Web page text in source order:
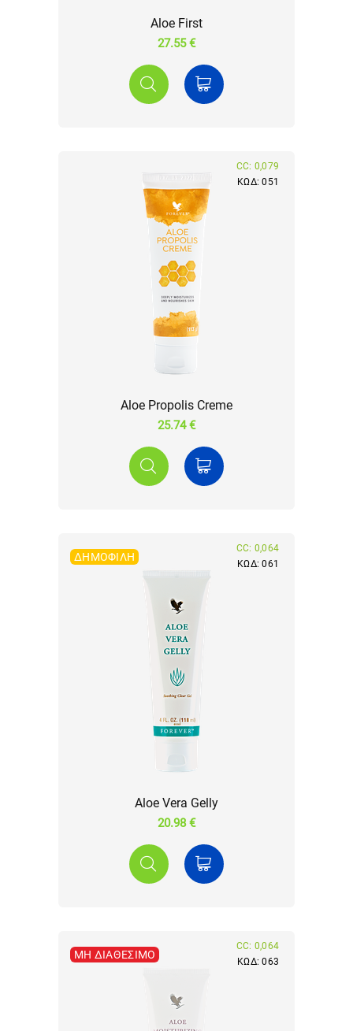
Aloe First
27.55 €
Aloe Propolis Creme
25.74 €
ΚΩΔ: 051
CC: 0,079
ΔΗΜΟΦΙΛΉ
Aloe Vera Gelly
20.98 €
ΚΩΔ: 061
CC: 0,064
ΜΗ ΔΙΑΘΈΣΙΜΟ
ΚΩΔ: 063
CC: 0,064